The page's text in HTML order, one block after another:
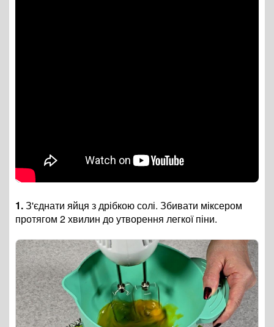
1.З'єднати яйця з дрібкою солі. Збивати міксером
протягом 2 хвилин до утворення легкої піни.